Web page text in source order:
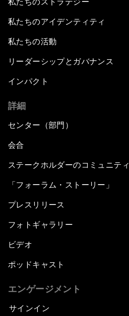
私たちのストラテジー
私たちのアイデンティティ
私たちの活動
リーダーシップとガバナンス
インパクト
詳細
センター（部門）
会合
ステークホルダーのコミュニティ
「フォーラム・ストーリー」
プレスリリース
フォトギャラリー
ビデオ
ポッドキャスト
エンゲージメント
サインイン